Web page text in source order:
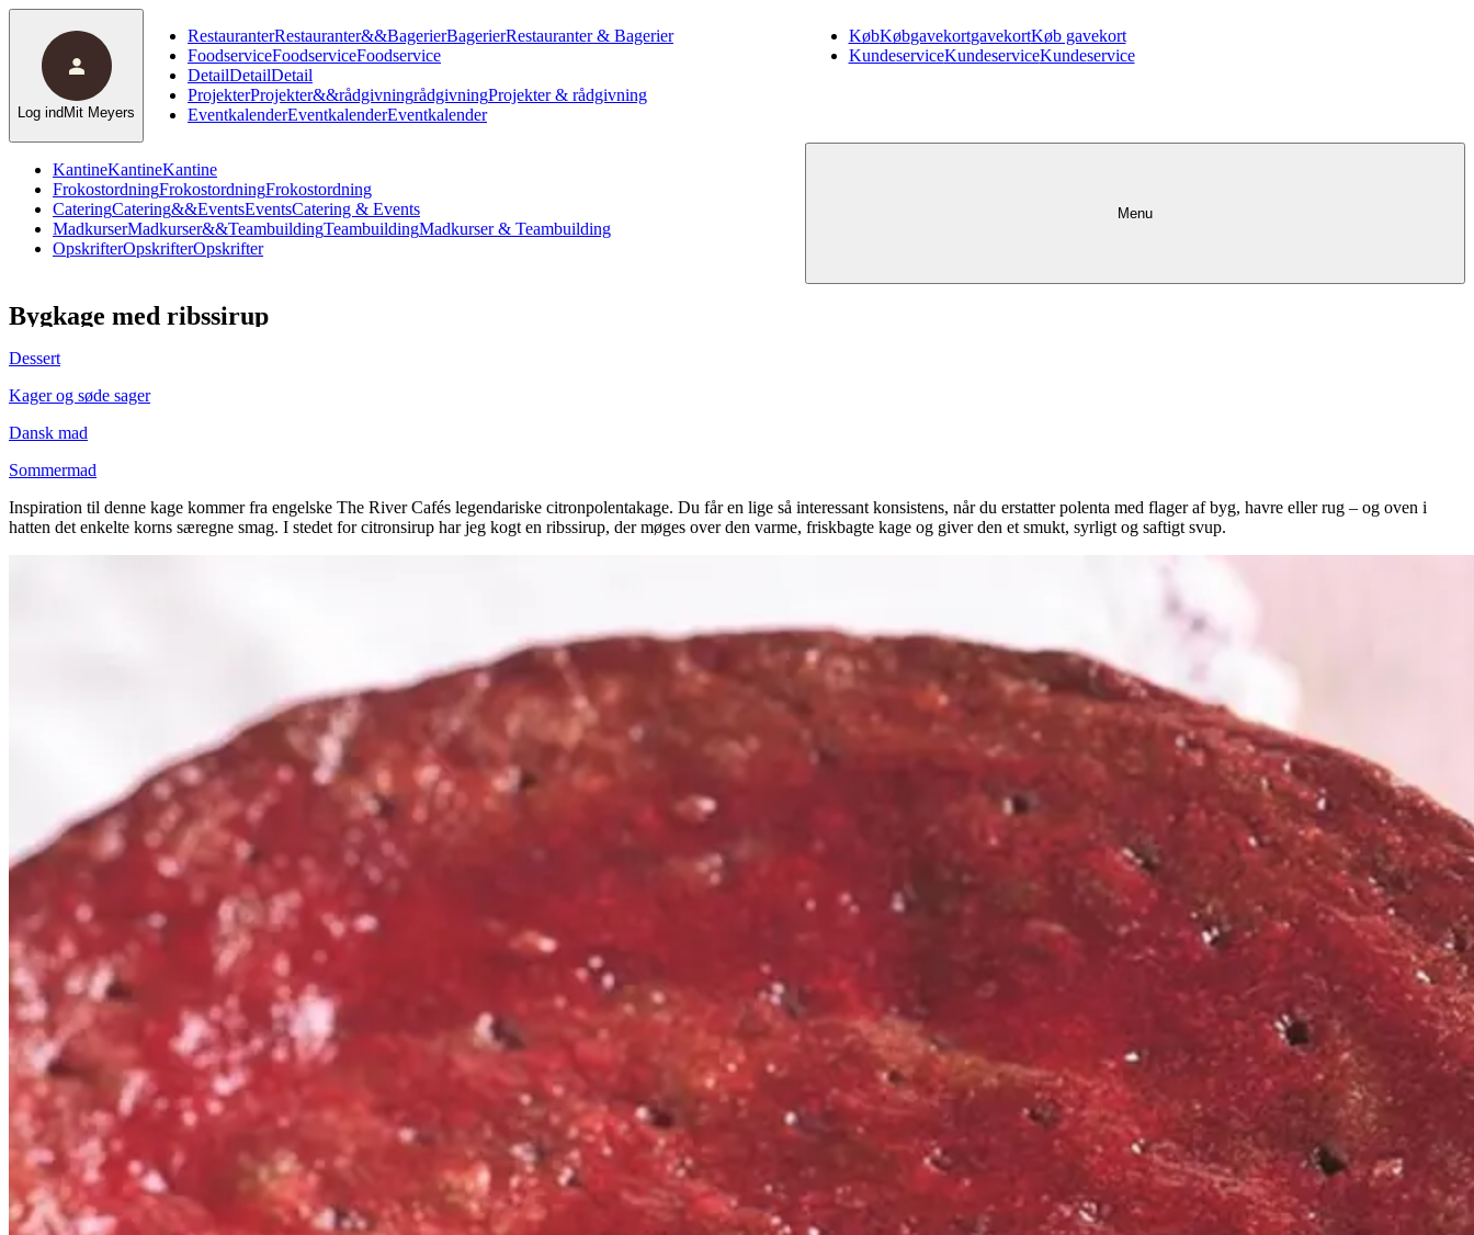
KantineKantineKantine
FrokostordningFrokostordningFrokostordning
CateringCatering&&EventsEventsCatering & Events
MadkurserMadkurser&&TeambuildingTeambuildingMadkurser & Teambuilding
OpskrifterOpskrifterOpskrifter
RestauranterRestauranter&&BagerierBagerierRestauranter & Bagerier
FoodserviceFoodserviceFoodservice
DetailDetailDetail
ProjekterProjekter&&rådgivningrådgivningProjekter & rådgivning
EventkalenderEventkalenderEventkalender
KøbKøbgavekortgavekortKøb gavekort
KundeserviceKundeserviceKundeservice
Log ind Mit Meyers
Menu
Bygkage med ribssirup
Dessert
Kager og søde sager
Dansk mad
Sommermad
Inspiration til denne kage kommer fra engelske The River Cafés legendariske citronpolentakage. Du får en lige så interessant konsistens, når du erstatter polenta med flager af byg, havre eller rug – og oven i
hatten det enkelte korns særegne smag. I stedet for citronsirup har jeg kogt en ribssirup, der møges over den varme, friskbagte kage og giver den et smukt, syrligt og saftigt svup.